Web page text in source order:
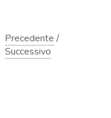
Precedente /
Successivo